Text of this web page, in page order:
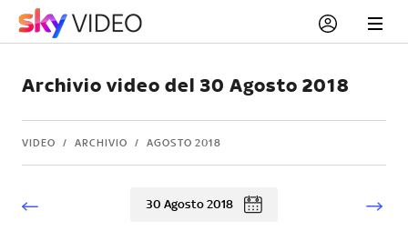
Archivio video del 30 Agosto 2018
VIDEO ARCHIVIO AGOSTO 2018
30 Agosto 2018